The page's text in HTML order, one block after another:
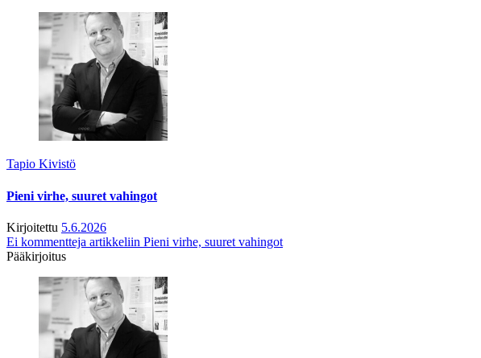
Tapio Kivistö
Pieni virhe, suuret vahingot
Kirjoitettu 5.6.2026
Ei kommentteja artikkeliin Pieni virhe, suuret vahingot
Pääkirjoitus